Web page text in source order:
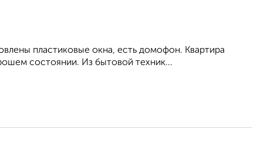
пластиковые окна, есть домофон. Квартира
состоянии. Из бытовой техник...